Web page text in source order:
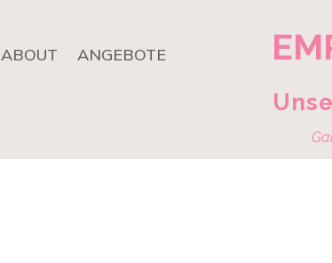
ABOUT ANGEBOTE